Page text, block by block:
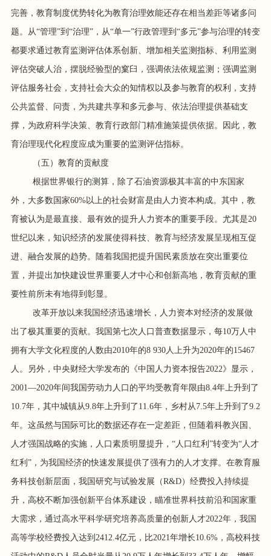
完善，教育制度优势转化为教育治理效能还存在相当差距等诸多问
题。从“管理”到“治理”，从“单一”行政管理到“多元”参与治理的转变
都要求通过教育监测评估体系创新、增加相关监测指标、利用监测
评估突破人治，摆脱经验型的窠臼，强调依法依规监测；强调监测
评估服务社会，支持社会大众的知情权以及参与教育的权利，支持
公共监督、问责，为共建共享和多元参与、依法治理提供基础支
撑，为政府科学决策、教育行政部门精准施策提供依据。因此，教
育治理现代化程度应成为重要的监测评估指标。
（五）教育的贡献度
根据世界银行的测算，除了石油资源极其丰富的中东国家
外，大多数国家60%以上的社会财富是由人力资本构成。其中，教
育被认为是最直接、最有效的提升人力资本的重要手段。尤其是20
世纪以来，知识经济的发展使得科技、教育与经济发展呈现相互促
进、融合发展的趋势。随着我国把提升国民素质放在突出重要位
置，并提出加快建设世界重要人才中心和创新高地，教育贡献的重
要性前所未有地得到彰显。
改革开放以来我国经济迅速增长，人力资本对经济的发展做
出了极其重要的贡献。我国第七次人口普查数据显示，每10万人中
拥有大学文化程度的人数由2010年的8 930人上升为2020年的15467
人。另外，中央财经大学发布的《中国人力资本报告2022》显示，
2001—2020年间我国劳动力人口的平均受教育年限由8.4年上升到了
10.7年，其中城镇从9.8年上升到了11.6年，乡村从7.5年上升到了9.2
年。这虽然与国际可比的数据还存在一定差距，但随着科教兴国、
人才强国战略的实施，人口素质明显提升，“人口红利”转变为“人才
红利”，为我国经济的快速发展提供了强有力的人才支撑。在教育服
务科技创新层面，我国研究与试验发展（R&D）经费投入持续提
升，高校不断加强创新平台体系建设，瞄准世界科技前沿和国家重
大需求，通过高水平科学研究培养高质量的创新人才2022年，我国
高等学校经费投入达到2412.4亿元，比2021年增长10.6%，高校科技